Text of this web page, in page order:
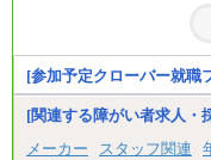
[参加予定クローバー就職
[関連する障がい者求人・
メーカー
スタッフ関連